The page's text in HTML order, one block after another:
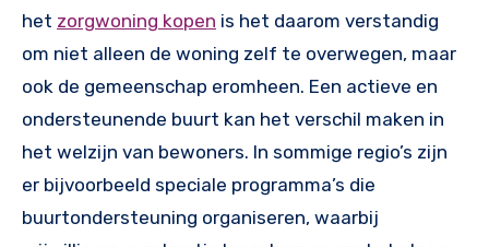
het zorgwoning kopen is het daarom verstandig
om niet alleen de woning zelf te overwegen, maar
ook de gemeenschap eromheen. Een actieve en
ondersteunende buurt kan het verschil maken in
het welzijn van bewoners. In sommige regio’s zijn
er bijvoorbeeld speciale programma’s die
buurtondersteuning organiseren, waarbij